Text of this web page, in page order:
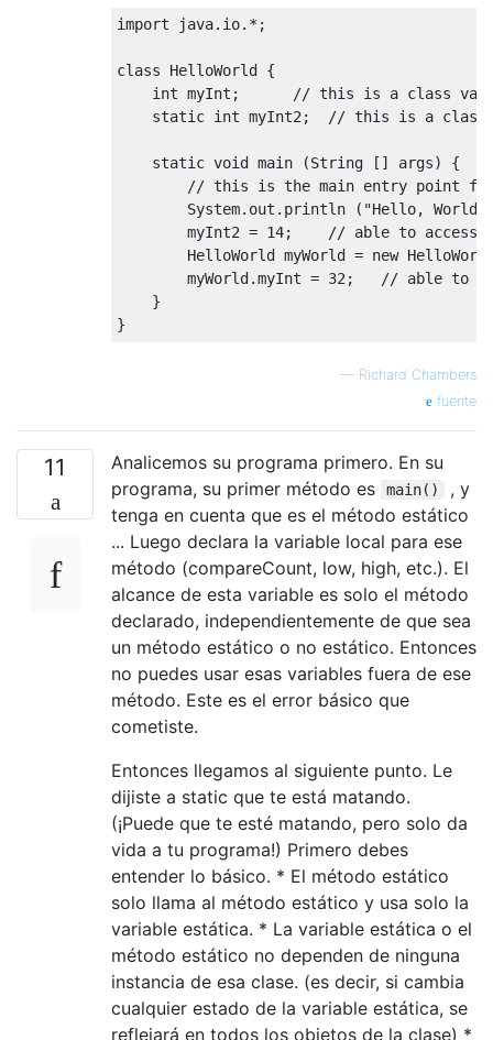
import java. io.*;
class HelloWorld {
int myInt ;
// this is a class
static int myInt2 ; // this is a class
static void main (String [] args)
{
// this is the main entry point
System. out . println ( "Hello,
        myInt2
= 14;
// able to access
HelloWorld myWorld = new
        myWorld
.myInt = 32 ;
// able to
}
}
— Richard Chambers
fuente
11
Analicemos su programa primero. En su
programa, su primer método es
main()
, y
tenga en cuenta que es el método estático
... Luego declara la variable local para ese
método (compareCount, low, high, etc.). El
alcance de esta variable es solo el método
declarado, independientemente de que sea
un método estático o no estático. Entonces
no puedes usar esas variables fuera de ese
método. Este es el error básico que
cometiste.
Entonces llegamos al siguiente punto. Le
dijiste a static que te está matando.
(¡Puede que te esté matando, pero solo da
vida a tu programa!) Primero debes
entender lo básico. * El método estático
solo llama al método estático y usa solo la
variable estática. * La variable estática o el
método estático no dependen de ninguna
instancia de esa clase. (es decir, si cambia
cualquier estado de la variable estática, se
reflejará en todos los objetos de la clase) *